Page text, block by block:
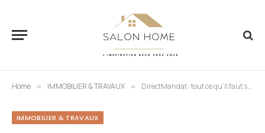
Home » IMMOBILIER & TRAVAUX » DirectMandat : tout ce qu’il faut savoir sur cet outil de prospection immobilière
IMMOBILIER & TRAVAUX